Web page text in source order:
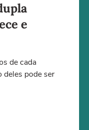
e
de cada
deles pode ser